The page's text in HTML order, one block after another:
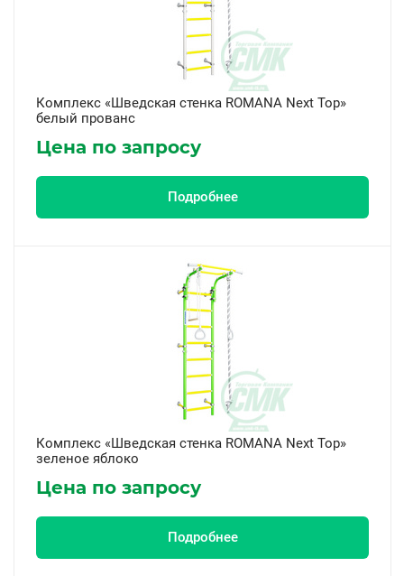
Комплекс «Шведская стенка ROMANA Next Top»
белый прованс
Цена по запросу
Подробнее
Комплекс «Шведская стенка ROMANA Next Top»
зеленое яблоко
Цена по запросу
Подробнее